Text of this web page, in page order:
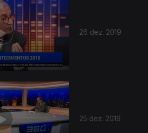
26 dez. 2019
25 dez. 2019